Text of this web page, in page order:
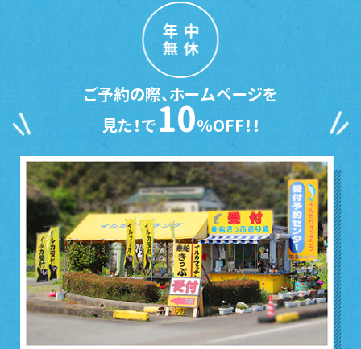
年中
無休
ご予約の際、ホームページを
見た！で10％OFF！！